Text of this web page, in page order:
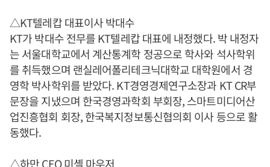
△KT텔레캅 대표이사 박대수
KT가 박대수 전무를 KT텔레캅 대표에 내정했다. 박 내정자
는 서울대학교에서 계산통계학 정공으로 학사와 석사학위
를 취득했으며 랜실레어폴리테크닉대학교 대학원에서 경
영학 박사학위를 받았다. KT경영경제연구소장과 KT CR부
문장을 지냈으며 한국경영과학회 부회장, 스마트미디어산
업진흥협회 회장, 한국복지정보통신협의회 이사 등으로 활
동했다.
△하만 CEO 미셸 마우저